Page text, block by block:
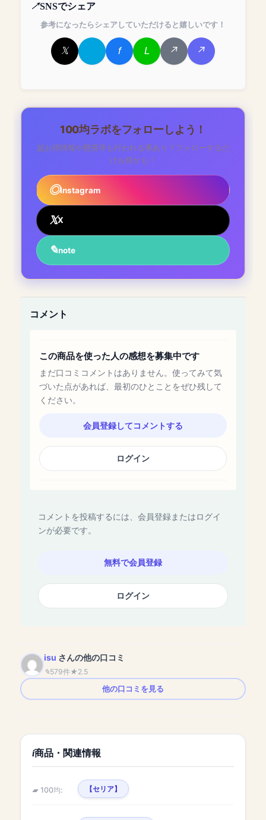
SNSでシェア
参考になったらシェアしていただけると嬉しいです！
100均ラボをフォローしよう！
超お得情報や懸賞等も行われる事あり？フォローするだ
けお得かも！
Instagram
X
note
コメント
この商品を使った人の感想を募集中です
まだ口コミコメントはありません。使ってみて気
づいた点があれば、最初のひとことをぜひ残して
ください。
会員登録してコメントする
ログイン
コメントを投稿するには、会員登録またはログイ
ンが必要です。
無料で会員登録
ログイン
isu さんの他の口コミ
579件
2.5
他の口コミを見る
商品・関連情報
100均: 【セリア】